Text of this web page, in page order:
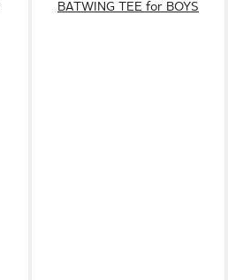
BATWING TEE for BOYS